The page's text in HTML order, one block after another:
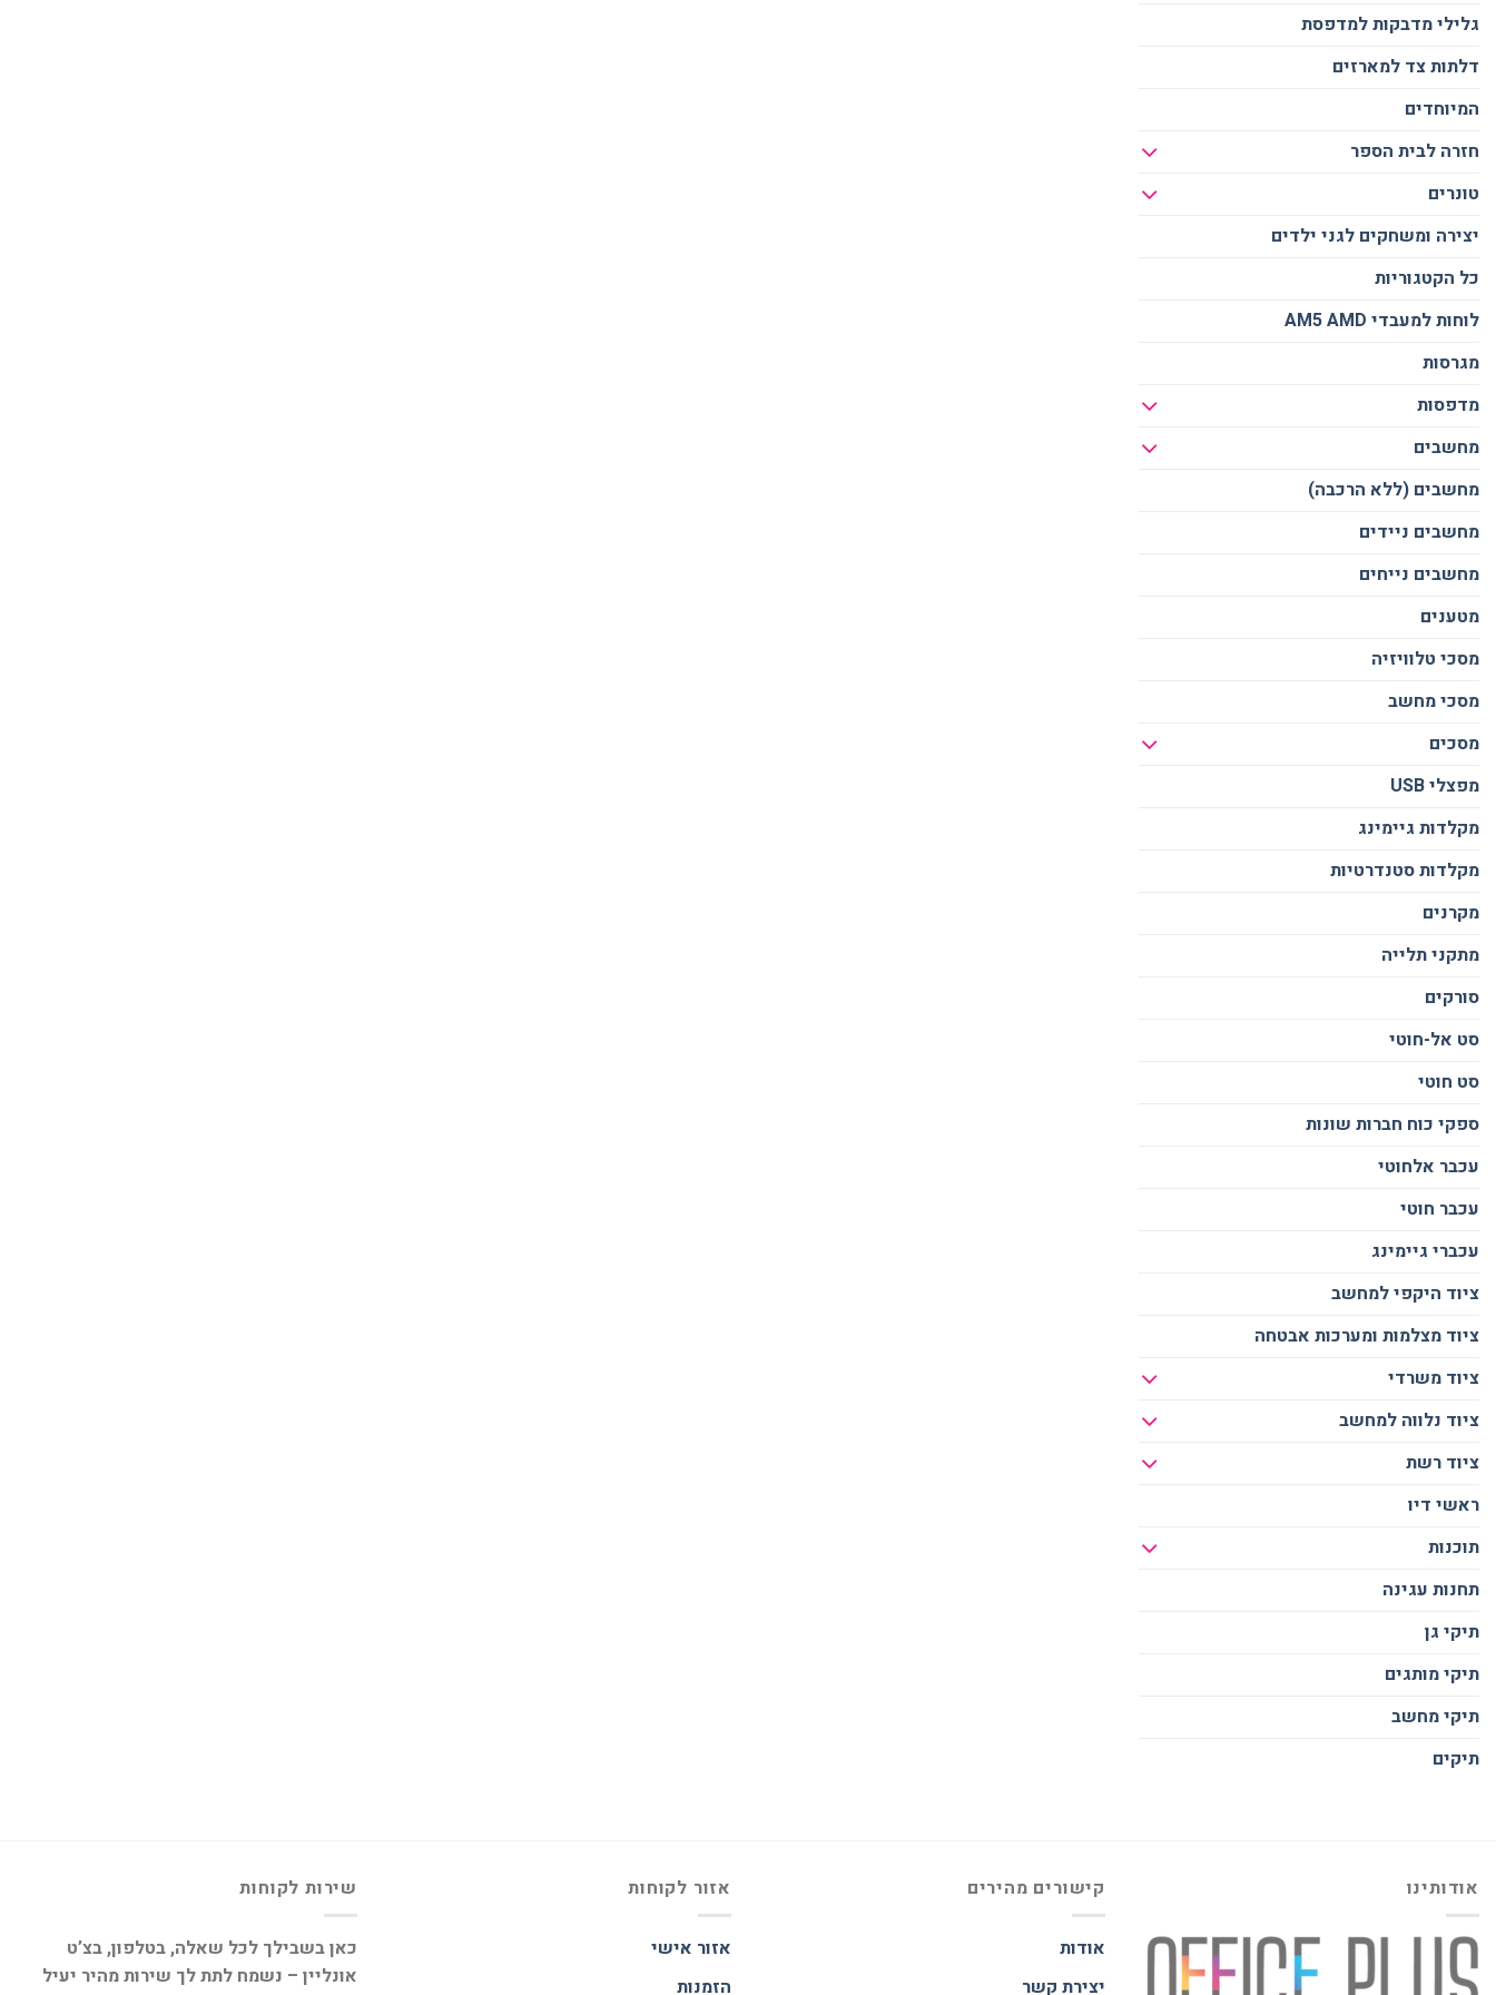
גלילי מדבקות למדפסת
דלתות צד למארזים
המיוחדים
חזרה לבית הספר
טונרים
יצירה ומשחקים לגני ילדים
כל הקטגוריות
לוחות למעבדי AM5 AMD
מגרסות
מדפסות
מחשבים
מחשבים (ללא הרכבה)
מחשבים ניידים
מחשבים נייחים
מטענים
מסכי טלוויזיה
מסכי מחשב
מסכים
מפצלי USB
מקלדות גיימינג
מקלדות סטנדרטיות
מקרנים
מתקני תלייה
סורקים
סט אל-חוטי
סט חוטי
ספקי כוח חברות שונות
עכבר אלחוטי
עכבר חוטי
עכברי גיימינג
ציוד היקפי למחשב
ציוד מצלמות ומערכות אבטחה
ציוד משרדי
ציוד נלווה למחשב
ציוד רשת
ראשי דיו
תוכנות
תחנות עגינה
תיקי גן
תיקי מותגים
תיקי מחשב
תיקים
אודותינו קישורים מהירים
אודות
יצירת קשר
אזור לקוחות
אזור אישי
הזמנות
שירות לקוחות
כאן בשבילך לכל שאלה, בטלפון, בצ’ט
אונליין – נשמח לתת לך שירות מהיר יעיל